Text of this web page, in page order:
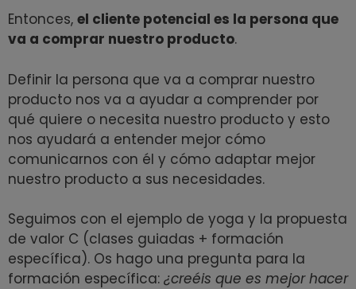
Entonces, el cliente potencial es la persona que
va a comprar nuestro producto.
Definir la persona que va a comprar nuestro
producto nos va a ayudar a comprender por
qué quiere o necesita nuestro producto y esto
nos ayudará a entender mejor cómo
comunicarnos con él y cómo adaptar mejor
nuestro producto a sus necesidades.
Seguimos con el ejemplo de yoga y la propuesta
de valor C (clases guiadas + formación
específica). Os hago una pregunta para la
formación específica: ¿creéis que es mejor hacer